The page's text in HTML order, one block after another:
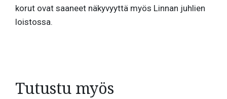
korut ovat saaneet näkyvyyttä myös Linnan juhlien
loistossa.
Tutustu myös